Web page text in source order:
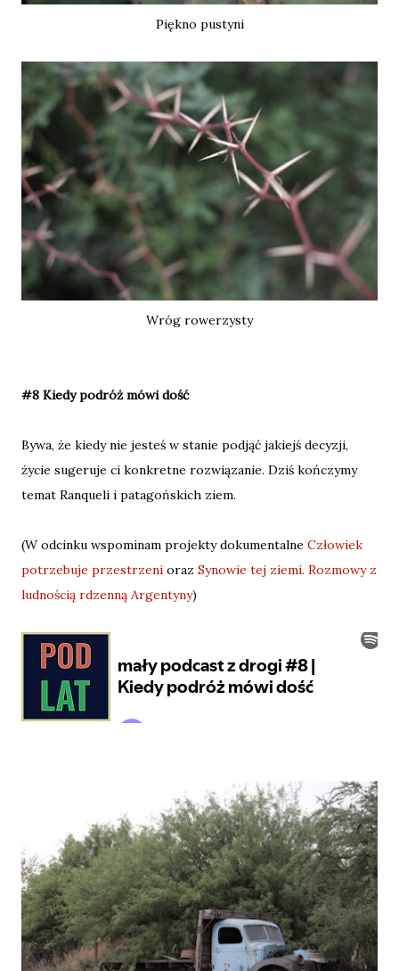
Piękno pustyni
Wróg rowerzysty
#8 Kiedy podróż mówi dość
Bywa, że kiedy nie jesteś w stanie podjąć jakiejś decyzji,
życie sugeruje ci konkretne rozwiązanie. Dziś kończymy
temat Ranqueli i patagońskich ziem.
(W odcinku wspominam projekty dokumentalne Człowiek
potrzebuje przestrzeni oraz Synowie tej ziemi. Rozmowy z
ludnością rdzenną Argentyny)